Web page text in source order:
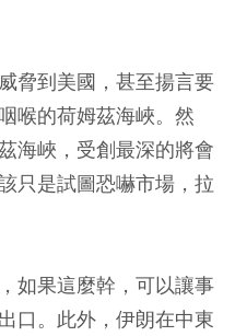
脅到美國，甚至揚言要
喉的荷姆茲海峽。然
海峽，受創最深的將會
只是試圖恐嚇市場，拉
如果這麼幹，可以讓事
口。此外，伊朗在中東